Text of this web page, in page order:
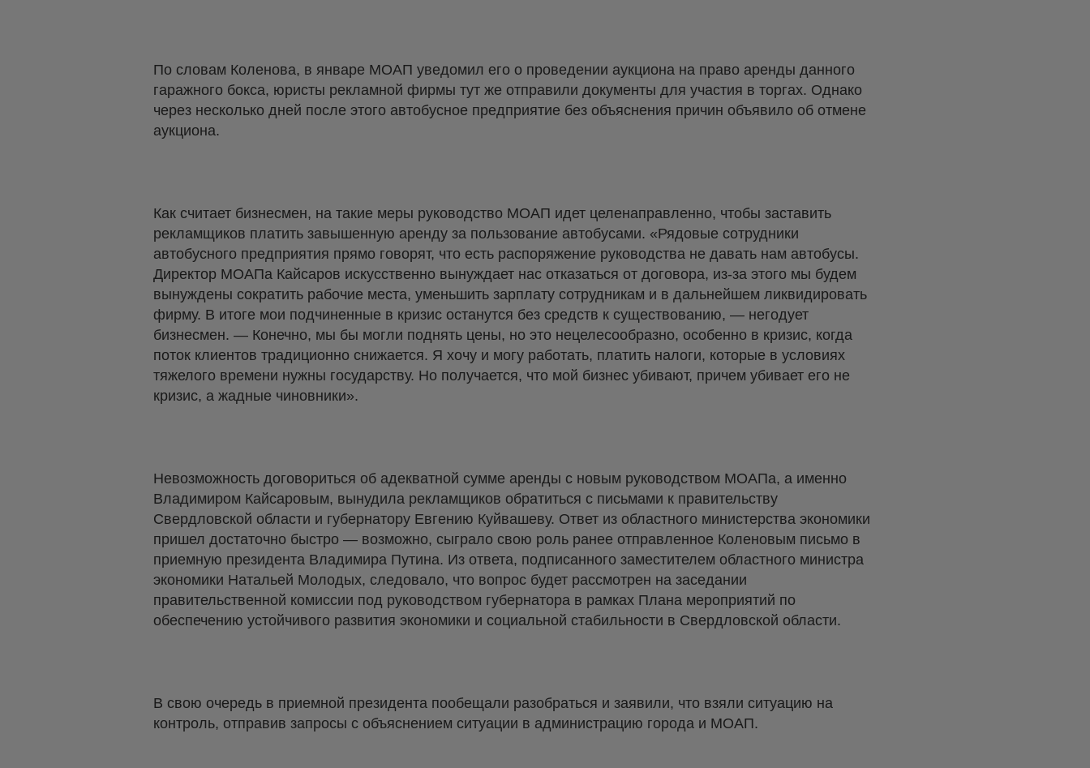
По словам Коленова, в январе МОАП уведомил его о проведении аукциона на право аренды данного
гаражного бокса, юристы рекламной фирмы тут же отправили документы для участия в торгах. Однако
через несколько дней после этого автобусное предприятие без объяснения причин объявило об отмене
аукциона.
Как считает бизнесмен, на такие меры руководство МОАП идет целенаправленно, чтобы заставить
рекламщиков платить завышенную аренду за пользование автобусами. «Рядовые сотрудники
автобусного предприятия прямо говорят, что есть распоряжение руководства не давать нам автобусы.
Директор МОАПа Кайсаров искусственно вынуждает нас отказаться от договора, из-за этого мы будем
вынуждены сократить рабочие места, уменьшить зарплату сотрудникам и в дальнейшем ликвидировать
фирму. В итоге мои подчиненные в кризис останутся без средств к существованию, — негодует
бизнесмен. — Конечно, мы бы могли поднять цены, но это нецелесообразно, особенно в кризис, когда
поток клиентов традиционно снижается. Я хочу и могу работать, платить налоги, которые в условиях
тяжелого времени нужны государству. Но получается, что мой бизнес убивают, причем убивает его не
кризис, а жадные чиновники».
Невозможность договориться об адекватной сумме аренды с новым руководством МОАПа, а именно
Владимиром Кайсаровым, вынудила рекламщиков обратиться с письмами к правительству
Свердловской области и губернатору Евгению Куйвашеву. Ответ из областного министерства экономики
пришел достаточно быстро — возможно, сыграло свою роль ранее отправленное Коленовым письмо в
приемную президента Владимира Путина. Из ответа, подписанного заместителем областного министра
экономики Натальей Молодых, следовало, что вопрос будет рассмотрен на заседании
правительственной комиссии под руководством губернатора в рамках Плана мероприятий по
обеспечению устойчивого развития экономики и социальной стабильности в Свердловской области.
В свою очередь в приемной президента пообещали разобраться и заявили, что взяли ситуацию на
контроль, отправив запросы с объяснением ситуации в администрацию города и МОАП.